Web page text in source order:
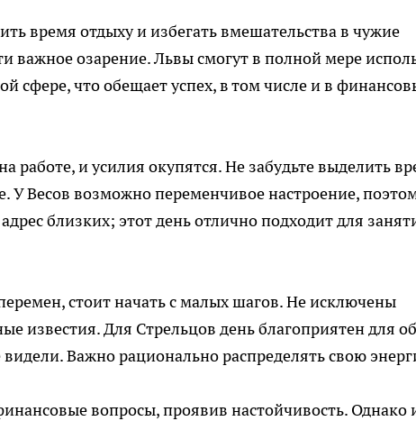
время отдыху и избегать вмешательства в чужие
важное озарение. Львы смогут в полной мере
сфере, что обещает успех, в том числе и в
работе, и усилия окупятся. Не забудьте выделить
У Весов возможно переменчивое настроение,
близких; этот день отлично подходит для
стоит начать с малых шагов. Не исключены
известия. Для Стрельцов день благоприятен для
Важно рационально распределять свою
вопросы, проявив настойчивость. Однако